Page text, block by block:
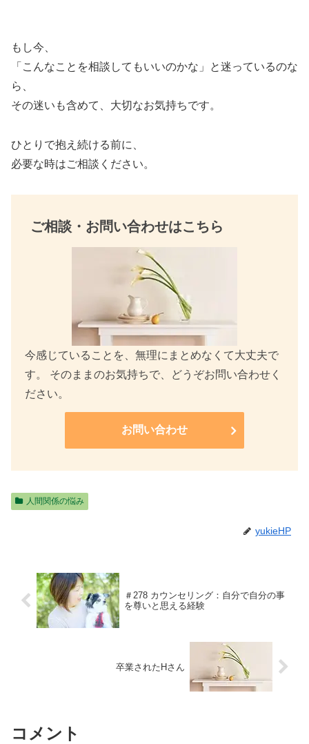
e
b
o
k
もし今、
「こんなことを相談してもいいのかな」と迷っているのな
ら、
その迷いも含めて、大切なお気持ちです。
ひとりで抱え続ける前に、
必要な時はご相談ください。
ご相談・お問い合わせはこちら
今感じていることを、無理にまとめなくて大丈夫で
す。 そのままのお気持ちで、どうぞお問い合わせく
ださい。
お問い合わせ
人間関係の悩み
yukieHP
＃278 カウンセリング：自分で自分の事
を尊いと思える経験
卒業されたHさん
コメント